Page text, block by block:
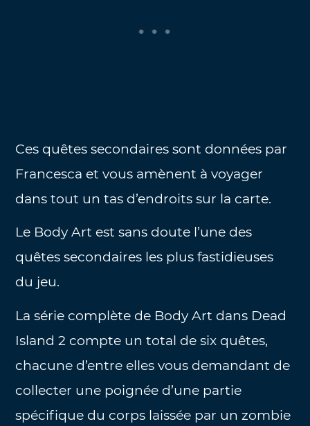
Ces quêtes secondaires sont données par
Francesca et vous amènent à voyager
dans tout un tas d’endroits sur la carte.
Le Body Art est sans doute l’une des
quêtes secondaires les plus fastidieuses
du jeu.
La série complète de Body Art dans Dead
Island 2 compte un total de six quêtes,
chacune d’entre elles vous demandant de
collecter une poignée d’une partie
spécifique du corps laissée par un zombie